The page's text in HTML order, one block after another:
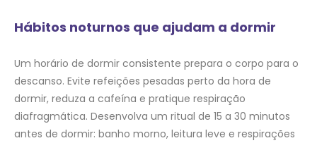
Hábitos noturnos que ajudam a dormir
Um horário de dormir consistente prepara o corpo para o
descanso. Evite refeições pesadas perto da hora de
dormir, reduza a cafeína e pratique respiração
diafragmática. Desenvolva um ritual de 15 a 30 minutos
antes de dormir: banho morno, leitura leve e respirações